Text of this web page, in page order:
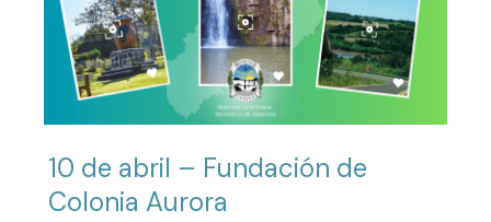
10 de abril – Fundación de
Colonia Aurora